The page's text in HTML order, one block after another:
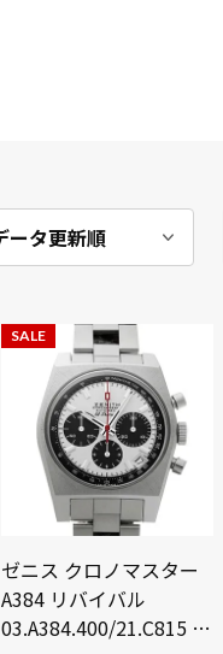
SALE
ゼニス クロノマスター
A384 リバイバル
03.A384.400/21.C815 ホ